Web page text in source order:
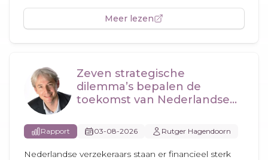
Meer lezen
Zeven strategische
dilemma’s bepalen de
toekomst van Nederlandse
Rapport 03-08-2026 Rutger Hagendoorn
Nederlandse verzekeraars staan er financieel sterk